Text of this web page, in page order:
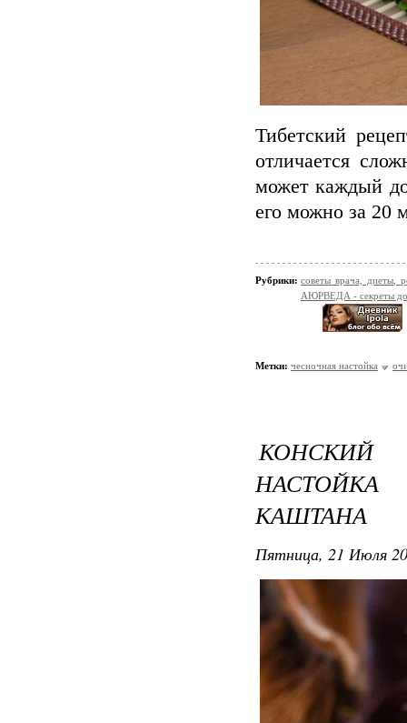
Тибетский
отличается
может каждый
его можно за 20
Рубрики: советы врача,
АЮРВЕДА - секреты
Метки: чесночная настойка
КОНСКИЙ
КАШТАНА
Пятница, 21 Июля